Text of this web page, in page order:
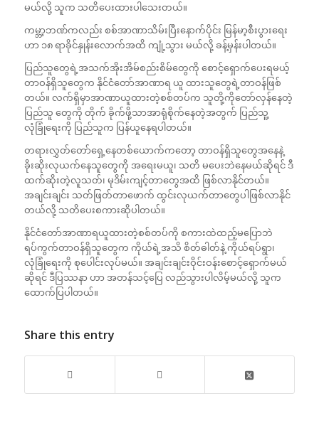
မယ်လို့ သူက သတိပေးထားပါသေးတယ်။
ကမ္ဘာ့ဘဏ်ကလည်း စစ်အာဏာသိမ်းပြီးနောက်ပိုင်း မြန်မာ့စီးပွားရေး
ဟာ ၁၈ ရာခိုင်နှုန်းလောက်အထိ ကျုံ့သွား မယ်လို့ ခန့်မှန်းပါတယ်။
ပြည်သူတွေရဲ့အသက်အိုးအိမ်စည်းစိမ်တွေကို စောင့်ရှောက်ပေးရမယ့်
တာဝန်ရှိသူတွေက နိုင်ငံတော်အာဏာရ ယူ ထားသူတွေရဲ့တာဝန်ဖြစ်
တယ်။ လက်ရှိမှာအာဏာယူထားတဲ့စစ်တပ်က သူတို့ကိုတော်လှန်နေတဲ့
ပြည်သူ တွေကို တိုက် ခိုက်ဖို့သာအာရုံစိုက်နေတဲ့အတွက် ပြည်သူ့
လုံခြုံရေးကို ပြည်သူက ပြန်ယူနေရပါတယ်။
တရားလွှတ်တော်ရှေ့နေတစ်ယောက်ကတော့ တာဝန်ရှိသူတွေအနေနဲ့
ခိုးဆိုးလုယက်နေသူတွေကို အရေးမယူ၊ သတိ မပေးဘဲနေမယ်ဆိုရင် ဒီ
ထက်ဆိုးတဲ့လူသတ်၊ မုဒိမ်းကျင့်တာတွေအထိ ဖြစ်လာနိုင်တယ်။
အချင်းချင်း သတ်ဖြတ်တာဖောက် ထွင်းလုယက်တာတွေပါဖြစ်လာနိုင်
တယ်လို့ သတိပေးစကားဆိုပါတယ်။
နိုင်ငံတော်အာဏာရယူထားတဲ့စစ်တပ်ကို စကားထဲထည့်မပြောဘဲ
ရပ်ကွက်တာဝန်ရှိသူတွေက ကိုယ်ရဲ့အသိ စိတ်ဓါတ်နဲ့ ကိုယ်ရပ်ရွာ၊
လုံခြုံရေးကို စုပေါင်းလုပ်မယ်။ အချင်းချင်းဝိုင်းဝန်းစောင့်ရှောက်မယ်
ဆိုရင် ဒီပြဿနာ ဟာ အတန်သင့်ပြေ လည်သွားပါလိမ့်မယ်လို့ သူက
ထောက်ပြပါတယ်။
Share this entry